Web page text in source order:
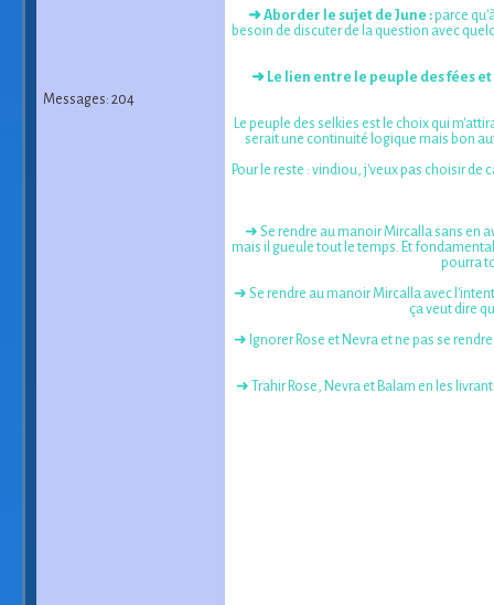
Messages: 204
➜ Aborder le sujet de June : parce
besoin de discuter de la question avec
➜ Le lien entre le peuple des fées et
Le peuple des selkies est le choix qui
serait une continuité logique mais bon
Pour le reste : vindiou, j'veux pas choisir
➜ Se rendre au manoir Mircalla sans en
mais il gueule tout le temps. Et
pourra
➜ Se rendre au manoir Mircalla avec
ça veut dire
➜ Ignorer Rose et Nevra et ne pas se
➜ Trahir Rose, Nevra et Balam en les